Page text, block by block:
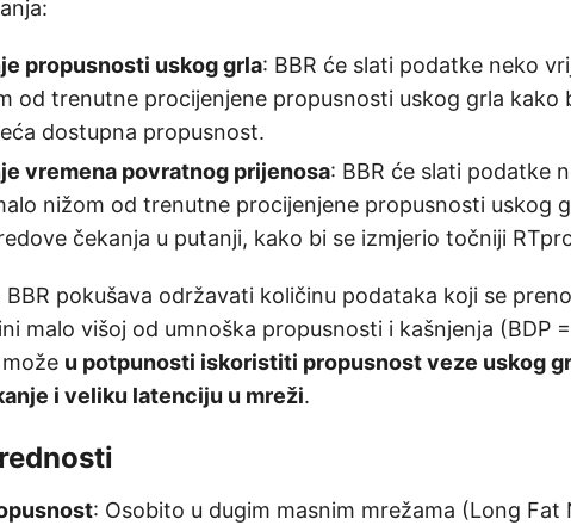
propusnosti uskog grla: BBR će slati podatke neko
od trenutne procijenjene propusnosti uskog grla kako
dostupna propusnost.
vremena povratnog prijenosa: BBR će slati podatke
nižom od trenutne procijenjene propusnosti uskog
čekanja u putanji, kako bi se izmjerio točniji
BBR pokušava održavati količinu podataka koji se
malo višoj od umnoška propusnosti i kašnjenja (BDP
u potpunosti iskoristiti propusnost veze uskog
i veliku latenciju u mreži.
: Osobito u dugim masnim mrežama (Long Fat